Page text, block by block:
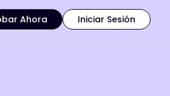
Ahora Iniciar Sesión